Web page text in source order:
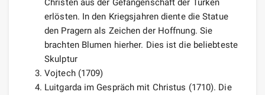
Christen aus der Gefangenschaft der Türken
erlösten. In den Kriegsjahren diente die Statue
den Pragern als Zeichen der Hoffnung. Sie
brachten Blumen hierher. Dies ist die beliebteste
Skulptur
Vojtech (1709)
Luitgarda im Gespräch mit Christus (1710). Die